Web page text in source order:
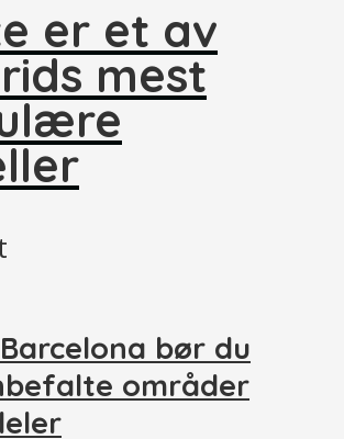
er et av
mest
bør du
områder